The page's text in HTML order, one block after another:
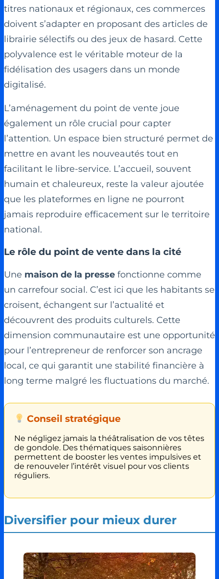
titres nationaux et régionaux, ces commerces
doivent s’adapter en proposant des articles de
librairie sélectifs ou des jeux de hasard. Cette
polyvalence est le véritable moteur de la
fidélisation des usagers dans un monde
digitalisé.
L’aménagement du point de vente joue
également un rôle crucial pour capter
l’attention. Un espace bien structuré permet de
mettre en avant les nouveautés tout en
facilitant le libre-service. L’accueil, souvent
humain et chaleureux, reste la valeur ajoutée
que les plateformes en ligne ne pourront
jamais reproduire efficacement sur le territoire
national.
Le rôle du point de vente dans la cité
Une maison de la presse fonctionne comme
un carrefour social. C’est ici que les habitants se
croisent, échangent sur l’actualité et
découvrent des produits culturels. Cette
dimension communautaire est une opportunité
pour l’entrepreneur de renforcer son ancrage
local, ce qui garantit une stabilité financière à
long terme malgré les fluctuations du marché.
Conseil stratégique
Ne négligez jamais la théâtralisation de vos têtes
de gondole. Des thématiques saisonnières
permettent de booster les ventes impulsives et
de renouveler l’intérêt visuel pour vos clients
réguliers.
Diversifier pour mieux durer